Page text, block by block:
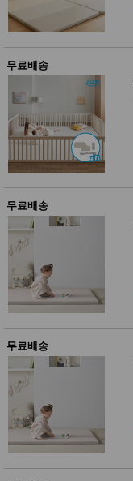
전
기브랜
드
보관용
기
조리용
품
주방소
품
즉석가
면류
양념/소
스/가루
건조식
품
농산품
아
놀이방
매트
드(칠
판)
조형물
DIY
유아 이
유식
아기띠/
외출용
건강/미
무료배송
무료배송
무료배송